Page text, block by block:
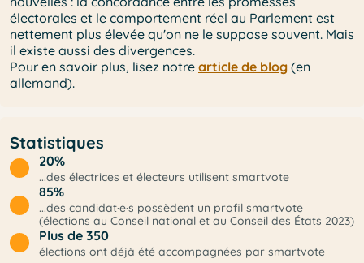
électorales et le comportement réel au Parlement est
nettement plus élevée qu'on ne le suppose souvent. Mais
il existe aussi des divergences.
Pour en savoir plus, lisez notre article de blog (en
allemand).
Statistiques
20%
...des électrices et électeurs utilisent smartvote
85%
...des candidat·e·s possèdent un profil smartvote
(élections au Conseil national et au Conseil des États 2023)
Plus de 350
élections ont déjà été accompagnées par smartvote